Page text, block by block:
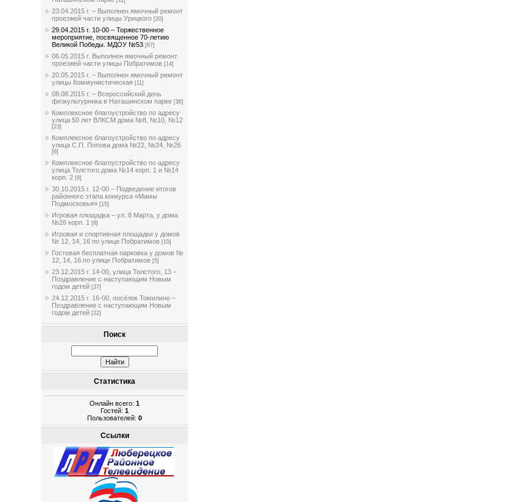
23.04.2015 г. – Выполнен ямочный ремонт
проезжей части улицы Урицкого [20]
29.04.2015 г. 10-00 – Торжественное
мероприятие, посвященное 70-летию
Великой Победы. МДОУ №53 [67]
06.05.2015 г. Выполнен ямочный ремонт
проезжей части улицы Побратимов [14]
20.05.2015 г. – Выполнен ямочный ремонт
улицы Коммунистическая [11]
08.08.2015 г. – Всероссийский день
физкультурника в Наташинском парке [36]
Комплексное благоустройство по адресу
улица 50 лет ВЛКСМ дома №8, №10, №12
[23]
Комплексное благоустройство по адресу
улица С.П. Попова дома №22, №24, №26
[6]
Комплексное благоустройство по адресу
улица Толстого дома №14 корп. 1 и №14
корп. 2 [9]
30.10.2015 г. 12-00 – Подведение итогов
районного этапа конкурса «Мамы
Подмосковья» [15]
Игровая площадка – ул. 8 Марта, у дома
№26 корп. 1 [8]
Игровая и спортивная площадки у домов
№ 12, 14, 16 по улице Побратимов [10]
Гостевая бесплатная парковка у домов №
12, 14, 16 по улице Побратимов [5]
23.12.2015 г. 14-00, улица Толстого, 13 –
Поздравление с наступающим Новым
годом детей [37]
24.12.2015 г. 16-00, посёлок Томилино –
Поздравление с наступающим Новым
годом детей [22]
Поиск
Статистика
Онлайн всего:1
Гостей:1
Пользователей:0
Ссылки